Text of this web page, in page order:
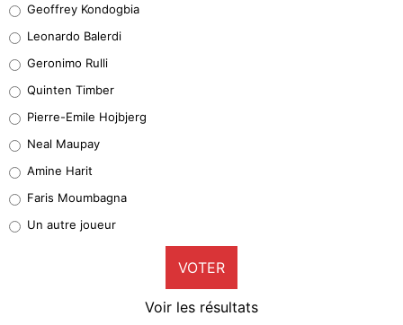
38%
32%
5%
1%
9%
Geoffrey Kondogbia
Leonardo Balerdi
Geronimo Rulli
Quinten Timber
Pierre-Emile Hojbjerg
Neal Maupay
Amine Harit
Faris Moumbagna
Un autre joueur
VOTER
Voir les résultats